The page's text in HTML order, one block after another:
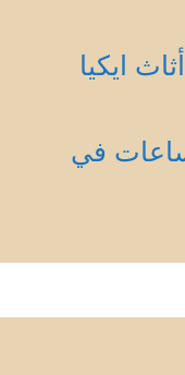
ايكيا
في